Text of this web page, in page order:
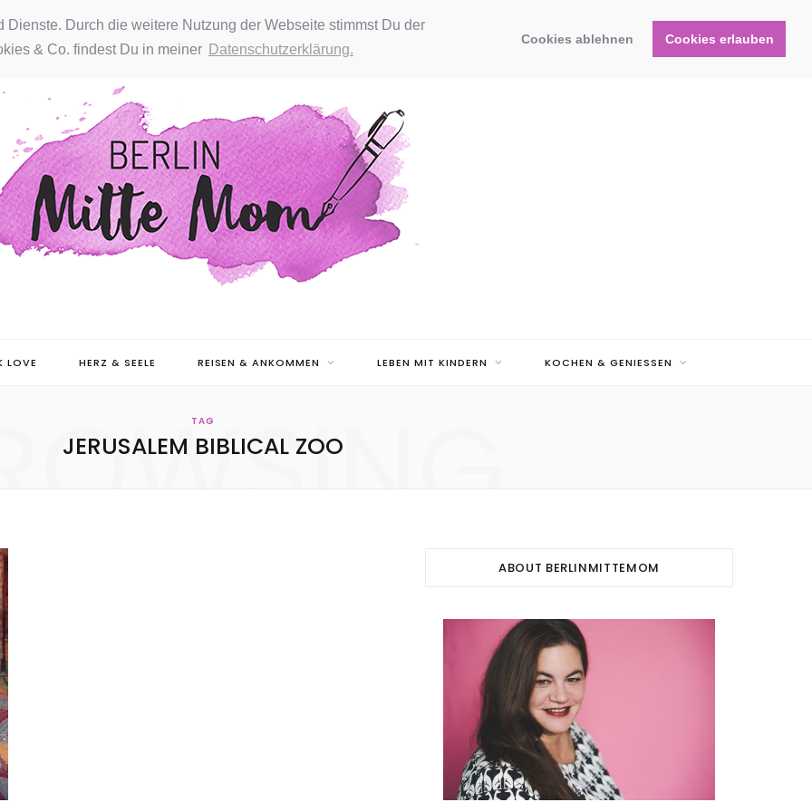
Durch die weitere Nutzung der Webseite stimmst Du der
& Co. findest Du in meiner Datenschutzerklärung.
Cookies ablehnen Cookies erlauben
LOVE HERZ & SEELE REISEN & ANKOMMEN LEBEN MIT KINDERN KOCHEN & GENIESSEN
TAG
JERUSALEM BIBLICAL ZOO
ABOUT BERLINMITTEMOM